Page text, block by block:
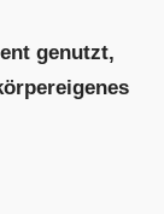
genutzt,